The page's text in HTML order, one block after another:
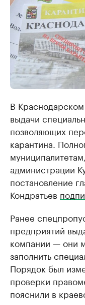
В
выдачи
позволяющих
карантина.
администрации
постановление
Кондратьев
Ранее
предприятий
компании — они
заполнить
Порядок был
проверки
пояснили в